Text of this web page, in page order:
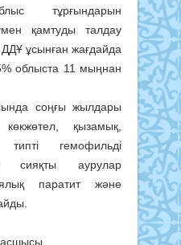
тұрғындарын
қамтуды талдау
ұсынған жағдайда
облыста 11 мыңнан
соңғы жылдары
қызамық,
гемофильді
сияқты аурулар
паратит және